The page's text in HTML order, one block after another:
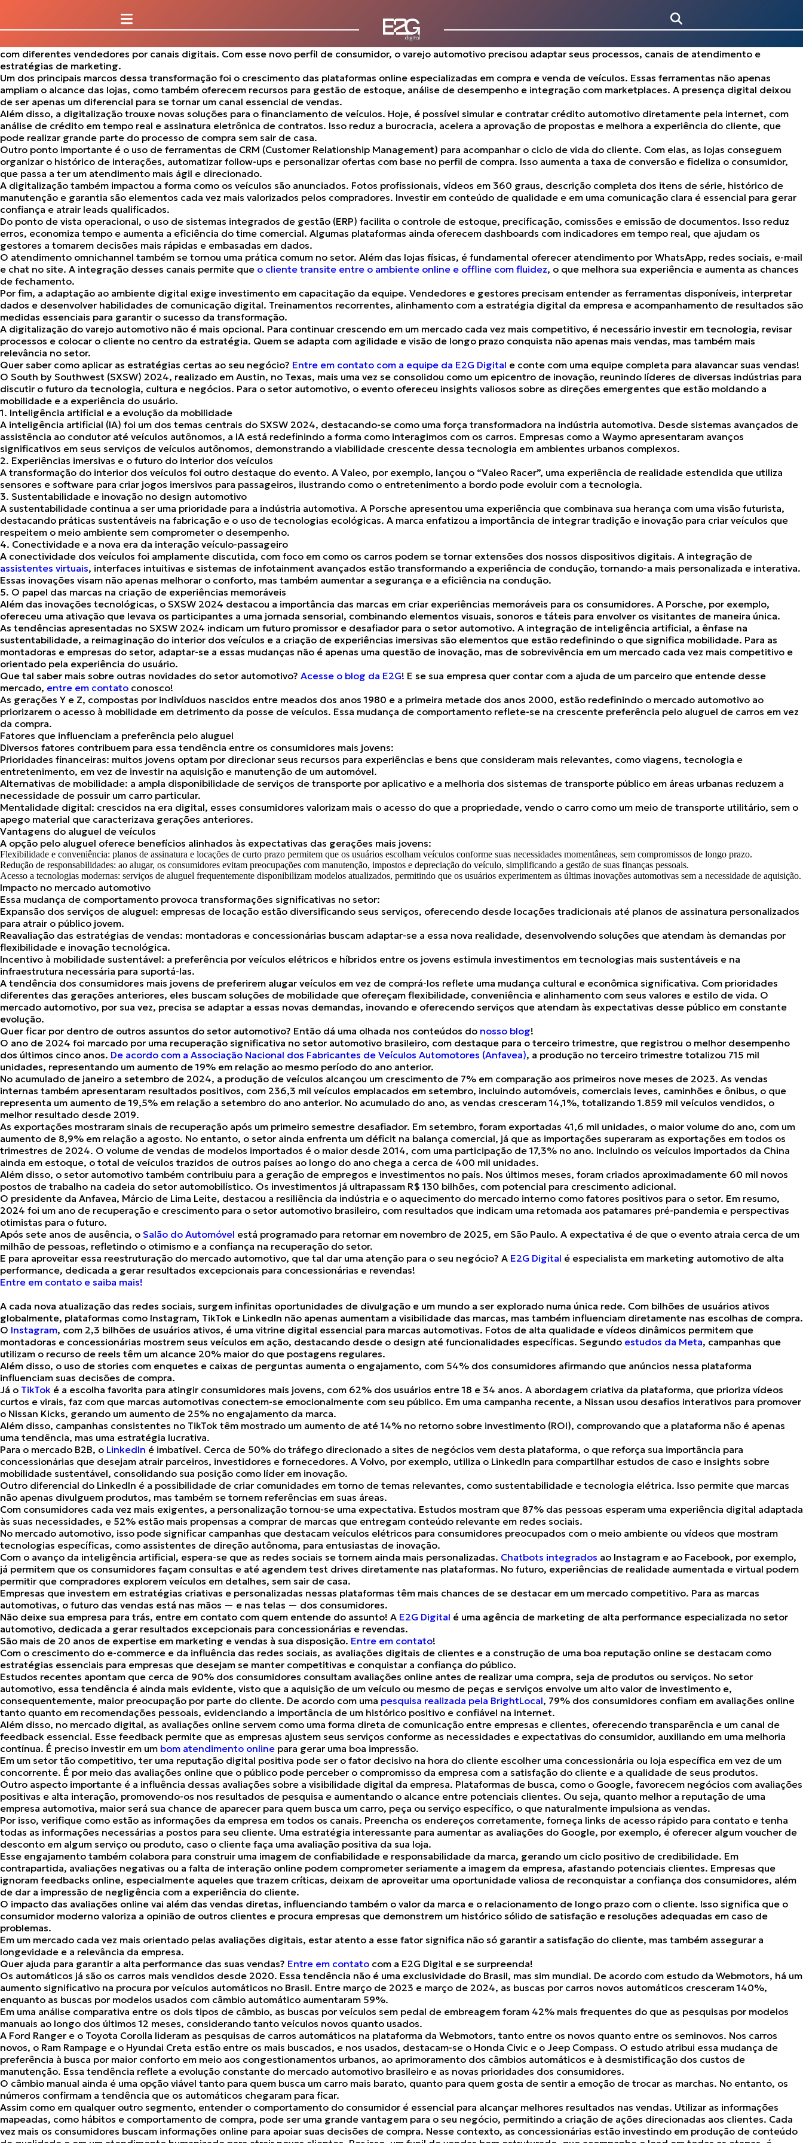
manter competitividade, aumentar suas vendas e melhorar a experiência do cliente, precisam se adaptar às mudanças do mercado se quiserem se manter na boca do povo.
A jornada de compra de um veículo também mudou significativamente. Segundo pesquisas do Google,mais de 90% dos consumidores iniciam a busca por um carro na
. Isso significa que, antes mesmo de visitar uma loja física, o comprador já pesquisou preços, comparou modelos, leu avaliações e, muitas vezes,
com diferentes vendedores por canais digitais. Com esse novo perfil de consumidor, o varejo automotivo precisou adaptar seus processos, canais de atendimento e
estratégias de marketing.
Um dos principais marcos dessa transformação foi o crescimento das plataformas online especializadas em compra e venda de veículos. Essas ferramentas não apenas
ampliam o alcance das lojas, como também oferecem recursos para gestão de estoque, análise de desempenho e integração com marketplaces. A presença digital deixou
de ser apenas um diferencial para se tornar um canal essencial de vendas.
Além disso, a digitalização trouxe novas soluções para o financiamento de veículos. Hoje, é possível simular e contratar crédito automotivo diretamente pela internet, com
análise de crédito em tempo real e assinatura eletrônica de contratos. Isso reduz a burocracia, acelera a aprovação de propostas e melhora a experiência do cliente, que
pode realizar grande parte do processo de compra sem sair de casa.
Outro ponto importante é o uso de ferramentas de CRM (Customer Relationship Management) para acompanhar o ciclo de vida do cliente. Com elas, as lojas conseguem
organizar o histórico de interações, automatizar follow-ups e personalizar ofertas com base no perfil de compra. Isso aumenta a taxa de conversão e fideliza o consumidor,
que passa a ter um atendimento mais ágil e direcionado.
A digitalização também impactou a forma como os veículos são anunciados. Fotos profissionais, vídeos em 360 graus, descrição completa dos itens de série, histórico de
manutenção e garantia são elementos cada vez mais valorizados pelos compradores. Investir em conteúdo de qualidade e em uma comunicação clara é essencial para gerar
confiança e atrair leads qualificados.
Do ponto de vista operacional, o uso de sistemas integrados de gestão (ERP) facilita o controle de estoque, precificação, comissões e emissão de documentos. Isso reduz
erros, economiza tempo e aumenta a eficiência do time comercial. Algumas plataformas ainda oferecem dashboards com indicadores em tempo real, que ajudam os
gestores a tomarem decisões mais rápidas e embasadas em dados.
O atendimento omnichannel também se tornou uma prática comum no setor. Além das lojas físicas, é fundamental oferecer atendimento por WhatsApp, redes sociais, e-mail
e chat no site. A integração desses canais permite que o cliente transite entre o ambiente online e offline com fluidez, o que melhora sua experiência e aumenta as chances
de fechamento.
Por fim, a adaptação ao ambiente digital exige investimento em capacitação da equipe. Vendedores e gestores precisam entender as ferramentas disponíveis, interpretar
dados e desenvolver habilidades de comunicação digital. Treinamentos recorrentes, alinhamento com a estratégia digital da empresa e acompanhamento de resultados são
medidas essenciais para garantir o sucesso da transformação.
A digitalização do varejo automotivo não é mais opcional. Para continuar crescendo em um mercado cada vez mais competitivo, é necessário investir em tecnologia, revisar
processos e colocar o cliente no centro da estratégia. Quem se adapta com agilidade e visão de longo prazo conquista não apenas mais vendas, mas também mais
relevância no setor.
Quer saber como aplicar as estratégias certas ao seu negócio? Entre em contato com a equipe da E2G Digital e conte com uma equipe completa para alavancar suas vendas!
O South by Southwest (SXSW) 2024, realizado em Austin, no Texas, mais uma vez se consolidou como um epicentro de inovação, reunindo líderes de diversas indústrias para
discutir o futuro da tecnologia, cultura e negócios. Para o setor automotivo, o evento ofereceu insights valiosos sobre as direções emergentes que estão moldando a
mobilidade e a experiência do usuário.
1. Inteligência artificial e a evolução da mobilidade
A inteligência artificial (IA) foi um dos temas centrais do SXSW 2024, destacando-se como uma força transformadora na indústria automotiva. Desde sistemas avançados de
assistência ao condutor até veículos autônomos, a IA está redefinindo a forma como interagimos com os carros. Empresas como a Waymo apresentaram avanços
significativos em seus serviços de veículos autônomos, demonstrando a viabilidade crescente dessa tecnologia em ambientes urbanos complexos.
2. Experiências imersivas e o futuro do interior dos veículos
A transformação do interior dos veículos foi outro destaque do evento. A Valeo, por exemplo, lançou o “Valeo Racer”, uma experiência de realidade estendida que utiliza
sensores e software para criar jogos imersivos para passageiros, ilustrando como o entretenimento a bordo pode evoluir com a tecnologia.
3. Sustentabilidade e inovação no design automotivo
A sustentabilidade continua a ser uma prioridade para a indústria automotiva. A Porsche apresentou uma experiência que combinava sua herança com uma visão futurista,
destacando práticas sustentáveis na fabricação e o uso de tecnologias ecológicas. A marca enfatizou a importância de integrar tradição e inovação para criar veículos que
respeitem o meio ambiente sem comprometer o desempenho.
4. Conectividade e a nova era da interação veículo-passageiro
A conectividade dos veículos foi amplamente discutida, com foco em como os carros podem se tornar extensões dos nossos dispositivos digitais. A integração de
assistentes virtuais, interfaces intuitivas e sistemas de infotainment avançados estão transformando a experiência de condução, tornando-a mais personalizada e interativa.
Essas inovações visam não apenas melhorar o conforto, mas também aumentar a segurança e a eficiência na condução.
5. O papel das marcas na criação de experiências memoráveis
Além das inovações tecnológicas, o SXSW 2024 destacou a importância das marcas em criar experiências memoráveis para os consumidores. A Porsche, por exemplo,
ofereceu uma ativação que levava os participantes a uma jornada sensorial, combinando elementos visuais, sonoros e táteis para envolver os visitantes de maneira única.
As tendências apresentadas no SXSW 2024 indicam um futuro promissor e desafiador para o setor automotivo. A integração de inteligência artificial, a ênfase na
sustentabilidade, a reimaginação do interior dos veículos e a criação de experiências imersivas são elementos que estão redefinindo o que significa mobilidade. Para as
montadoras e empresas do setor, adaptar-se a essas mudanças não é apenas uma questão de inovação, mas de sobrevivência em um mercado cada vez mais competitivo e
orientado pela experiência do usuário.
Que tal saber mais sobre outras novidades do setor automotivo? Acesse o blog da E2G! E se sua empresa quer contar com a ajuda de um parceiro que entende desse
mercado, entre em contato conosco!
As gerações Y e Z, compostas por indivíduos nascidos entre meados dos anos 1980 e a primeira metade dos anos 2000, estão redefinindo o mercado automotivo ao
priorizarem o acesso à mobilidade em detrimento da posse de veículos. Essa mudança de comportamento reflete-se na crescente preferência pelo aluguel de carros em vez
da compra.
Fatores que influenciam a preferência pelo aluguel
Diversos fatores contribuem para essa tendência entre os consumidores mais jovens:
Prioridades financeiras: muitos jovens optam por direcionar seus recursos para experiências e bens que consideram mais relevantes, como viagens, tecnologia e
entretenimento, em vez de investir na aquisição e manutenção de um automóvel.
Alternativas de mobilidade: a ampla disponibilidade de serviços de transporte por aplicativo e a melhoria dos sistemas de transporte público em áreas urbanas reduzem a
necessidade de possuir um carro particular.
Mentalidade digital: crescidos na era digital, esses consumidores valorizam mais o acesso do que a propriedade, vendo o carro como um meio de transporte utilitário, sem o
apego material que caracterizava gerações anteriores.
Vantagens do aluguel de veículos
A opção pelo aluguel oferece benefícios alinhados às expectativas das gerações mais jovens:
Flexibilidade e conveniência: planos de assinatura e locações de curto prazo permitem que os usuários escolham veículos conforme suas necessidades momentâneas, sem compromissos de longo prazo.
Redução de responsabilidades: ao alugar, os consumidores evitam preocupações com manutenção, impostos e depreciação do veículo, simplificando a gestão de suas finanças pessoais.
Acesso a tecnologias modernas: serviços de aluguel frequentemente disponibilizam modelos atualizados, permitindo que os usuários experimentem as últimas inovações automotivas sem a necessidade de aquisição.
Impacto no mercado automotivo
Essa mudança de comportamento provoca transformações significativas no setor:
Expansão dos serviços de aluguel: empresas de locação estão diversificando seus serviços, oferecendo desde locações tradicionais até planos de assinatura personalizados
para atrair o público jovem.
Reavaliação das estratégias de vendas: montadoras e concessionárias buscam adaptar-se a essa nova realidade, desenvolvendo soluções que atendam às demandas por
flexibilidade e inovação tecnológica.
Incentivo à mobilidade sustentável: a preferência por veículos elétricos e híbridos entre os jovens estimula investimentos em tecnologias mais sustentáveis e na
infraestrutura necessária para suportá-las.
A tendência dos consumidores mais jovens de preferirem alugar veículos em vez de comprá-los reflete uma mudança cultural e econômica significativa. Com prioridades
diferentes das gerações anteriores, eles buscam soluções de mobilidade que ofereçam flexibilidade, conveniência e alinhamento com seus valores e estilo de vida. O
mercado automotivo, por sua vez, precisa se adaptar a essas novas demandas, inovando e oferecendo serviços que atendam às expectativas desse público em constante
evolução.
Quer ficar por dentro de outros assuntos do setor automotivo? Então dá uma olhada nos conteúdos do nosso blog!
O ano de 2024 foi marcado por uma recuperação significativa no setor automotivo brasileiro, com destaque para o terceiro trimestre, que registrou o melhor desempenho
dos últimos cinco anos. De acordo com a Associação Nacional dos Fabricantes de Veículos Automotores (Anfavea), a produção no terceiro trimestre totalizou 715 mil
unidades, representando um aumento de 19% em relação ao mesmo período do ano anterior.
No acumulado de janeiro a setembro de 2024, a produção de veículos alcançou um crescimento de 7% em comparação aos primeiros nove meses de 2023. As vendas
internas também apresentaram resultados positivos, com 236,3 mil veículos emplacados em setembro, incluindo automóveis, comerciais leves, caminhões e ônibus, o que
representa um aumento de 19,5% em relação a setembro do ano anterior. No acumulado do ano, as vendas cresceram 14,1%, totalizando 1.859 mil veículos vendidos, o
melhor resultado desde 2019.
As exportações mostraram sinais de recuperação após um primeiro semestre desafiador. Em setembro, foram exportadas 41,6 mil unidades, o maior volume do ano, com um
aumento de 8,9% em relação a agosto. No entanto, o setor ainda enfrenta um déficit na balança comercial, já que as importações superaram as exportações em todos os
trimestres de 2024. O volume de vendas de modelos importados é o maior desde 2014, com uma participação de 17,3% no ano. Incluindo os veículos importados da China
ainda em estoque, o total de veículos trazidos de outros países ao longo do ano chega a cerca de 400 mil unidades.
Além disso, o setor automotivo também contribuiu para a geração de empregos e investimentos no país. Nos últimos meses, foram criados aproximadamente 60 mil novos
postos de trabalho na cadeia do setor automobilístico. Os investimentos já ultrapassam R$ 130 bilhões, com potencial para crescimento adicional.
O presidente da Anfavea, Márcio de Lima Leite, destacou a resiliência da indústria e o aquecimento do mercado interno como fatores positivos para o setor. Em resumo,
2024 foi um ano de recuperação e crescimento para o setor automotivo brasileiro, com resultados que indicam uma retomada aos patamares pré-pandemia e perspectivas
otimistas para o futuro.
Após sete anos de ausência, o Salão do Automóvel está programado para retornar em novembro de 2025, em São Paulo. A expectativa é de que o evento atraia cerca de um
milhão de pessoas, refletindo o otimismo e a confiança na recuperação do setor.
E para aproveitar essa reestruturação do mercado automotivo, que tal dar uma atenção para o seu negócio? A E2G Digital é especialista em marketing automotivo de alta
performance, dedicada a gerar resultados excepcionais para concessionárias e revendas!
Entre em contato e saiba mais!
A cada nova atualização das redes sociais, surgem infinitas oportunidades de divulgação e um mundo a ser explorado numa única rede. Com bilhões de usuários ativos
globalmente, plataformas como Instagram, TikTok e LinkedIn não apenas aumentam a visibilidade das marcas, mas também influenciam diretamente nas escolhas de compra.
O Instagram, com 2,3 bilhões de usuários ativos, é uma vitrine digital essencial para marcas automotivas. Fotos de alta qualidade e vídeos dinâmicos permitem que
montadoras e concessionárias mostrem seus veículos em ação, destacando desde o design até funcionalidades específicas. Segundo estudos da Meta, campanhas que
utilizam o recurso de reels têm um alcance 20% maior do que postagens regulares.
Além disso, o uso de stories com enquetes e caixas de perguntas aumenta o engajamento, com 54% dos consumidores afirmando que anúncios nessa plataforma
influenciam suas decisões de compra​.
Já o TikTok é a escolha favorita para atingir consumidores mais jovens, com 62% dos usuários entre 18 e 34 anos. A abordagem criativa da plataforma, que prioriza vídeos
curtos e virais, faz com que marcas automotivas conectem-se emocionalmente com seu público. Em uma campanha recente, a Nissan usou desafios interativos para promover
o Nissan Kicks, gerando um aumento de 25% no engajamento da marca​.
Além disso, campanhas consistentes no TikTok têm mostrado um aumento de até 14% no retorno sobre investimento (ROI), comprovando que a plataforma não é apenas
uma tendência, mas uma estratégia lucrativa​.
Para o mercado B2B, o LinkedIn é imbatível. Cerca de 50% do tráfego direcionado a sites de negócios vem desta plataforma, o que reforça sua importância para
concessionárias que desejam atrair parceiros, investidores e fornecedores​. A Volvo, por exemplo, utiliza o LinkedIn para compartilhar estudos de caso e insights sobre
mobilidade sustentável, consolidando sua posição como líder em inovação.
Outro diferencial do LinkedIn é a possibilidade de criar comunidades em torno de temas relevantes, como sustentabilidade e tecnologia elétrica. Isso permite que marcas
não apenas divulguem produtos, mas também se tornem referências em suas áreas.
Com consumidores cada vez mais exigentes, a personalização tornou-se uma expectativa. Estudos mostram que 87% das pessoas esperam uma experiência digital adaptada
às suas necessidades, e 52% estão mais propensas a comprar de marcas que entregam conteúdo relevante em redes sociais​.
No mercado automotivo, isso pode significar campanhas que destacam veículos elétricos para consumidores preocupados com o meio ambiente ou vídeos que mostram
tecnologias específicas, como assistentes de direção autônoma, para entusiastas de inovação.
Com o avanço da inteligência artificial, espera-se que as redes sociais se tornem ainda mais personalizadas. Chatbots integrados ao Instagram e ao Facebook, por exemplo,
já permitem que os consumidores façam consultas e até agendem test drives diretamente nas plataformas. No futuro, experiências de realidade aumentada e virtual podem
permitir que compradores explorem veículos em detalhes, sem sair de casa.
Empresas que investem em estratégias criativas e personalizadas nessas plataformas têm mais chances de se destacar em um mercado competitivo. Para as marcas
automotivas, o futuro das vendas está nas mãos — e nas telas — dos consumidores.
Não deixe sua empresa para trás, entre em contato com quem entende do assunto! A E2G Digital é uma agência de marketing de alta performance especializada no setor
automotivo, dedicada a gerar resultados excepcionais para concessionárias e revendas.
São mais de 20 anos de expertise em marketing e vendas à sua disposição. Entre em contato!
Com o crescimento do e-commerce e da influência das redes sociais, as avaliações digitais de clientes e a construção de uma boa reputação online se destacam como
estratégias essenciais para empresas que desejam se manter competitivas e conquistar a confiança do público.
Estudos recentes apontam que cerca de 90% dos consumidores consultam avaliações online antes de realizar uma compra, seja de produtos ou serviços. No setor
automotivo, essa tendência é ainda mais evidente, visto que a aquisição de um veículo ou mesmo de peças e serviços envolve um alto valor de investimento e,
consequentemente, maior preocupação por parte do cliente. De acordo com uma pesquisa realizada pela BrightLocal, 79% dos consumidores confiam em avaliações online
tanto quanto em recomendações pessoais, evidenciando a importância de um histórico positivo e confiável na internet.
Além disso, no mercado digital, as avaliações online servem como uma forma direta de comunicação entre empresas e clientes, oferecendo transparência e um canal de
feedback essencial. Esse feedback permite que as empresas ajustem seus serviços conforme as necessidades e expectativas do consumidor, auxiliando em uma melhoria
contínua. É preciso investir em um bom atendimento online para gerar uma boa impressão.
Em um setor tão competitivo, ter uma reputação digital positiva pode ser o fator decisivo na hora do cliente escolher uma concessionária ou loja específica em vez de um
concorrente. É por meio das avaliações online que o público pode perceber o compromisso da empresa com a satisfação do cliente e a qualidade de seus produtos.
Outro aspecto importante é a influência dessas avaliações sobre a visibilidade digital da empresa. Plataformas de busca, como o Google, favorecem negócios com avaliações
positivas e alta interação, promovendo-os nos resultados de pesquisa e aumentando o alcance entre potenciais clientes. Ou seja, quanto melhor a reputação de uma
empresa automotiva, maior será sua chance de aparecer para quem busca um carro, peça ou serviço específico, o que naturalmente impulsiona as vendas.
Por isso, verifique como estão as informações da empresa em todos os canais. Preencha os endereços corretamente, forneça links de acesso rápido para contato e tenha
todas as informações necessárias a postos para seu cliente. Uma estratégia interessante para aumentar as avaliações do Google, por exemplo, é oferecer algum voucher de
desconto em algum serviço ou produto, caso o cliente faça uma avaliação positiva da sua loja.
Esse engajamento também colabora para construir uma imagem de confiabilidade e responsabilidade da marca, gerando um ciclo positivo de credibilidade. Em
contrapartida, avaliações negativas ou a falta de interação online podem comprometer seriamente a imagem da empresa, afastando potenciais clientes. Empresas que
ignoram feedbacks online, especialmente aqueles que trazem críticas, deixam de aproveitar uma oportunidade valiosa de reconquistar a confiança dos consumidores, além
de dar a impressão de negligência com a experiência do cliente.
O impacto das avaliações online vai além das vendas diretas, influenciando também o valor da marca e o relacionamento de longo prazo com o cliente. Isso significa que o
consumidor moderno valoriza a opinião de outros clientes e procura empresas que demonstrem um histórico sólido de satisfação e resoluções adequadas em caso de
problemas.
Em um mercado cada vez mais orientado pelas avaliações digitais, estar atento a esse fator significa não só garantir a satisfação do cliente, mas também assegurar a
longevidade e a relevância da empresa.
Quer ajuda para garantir a alta performance das suas vendas? Entre em contato com a E2G Digital e se surpreenda!
Os automáticos já são os carros mais vendidos desde 2020. Essa tendência não é uma exclusividade do Brasil, mas sim mundial. De acordo com estudo da Webmotors, há um
aumento significativo na procura por veículos automáticos no Brasil. Entre março de 2023 e março de 2024, as buscas por carros novos automáticos cresceram 140%,
enquanto as buscas por modelos usados com câmbio automático aumentaram 59%.
Em uma análise comparativa entre os dois tipos de câmbio, as buscas por veículos sem pedal de embreagem foram 42% mais frequentes do que as pesquisas por modelos
manuais ao longo dos últimos 12 meses, considerando tanto veículos novos quanto usados.
A Ford Ranger e o Toyota Corolla lideram as pesquisas de carros automáticos na plataforma da Webmotors, tanto entre os novos quanto entre os seminovos. Nos carros
novos, o Ram Rampage e o Hyundai Creta estão entre os mais buscados, e nos usados, destacam-se o Honda Civic e o Jeep Compass. O estudo atribui essa mudança de
preferência à busca por maior conforto em meio aos congestionamentos urbanos, ao aprimoramento dos câmbios automáticos e à desmistificação dos custos de
manutenção. Essa tendência reflete a evolução constante do mercado automotivo brasileiro e as novas prioridades dos consumidores.
O câmbio manual ainda é uma opção viável tanto para quem busca um carro mais barato, quanto para quem gosta de sentir a emoção de trocar as marchas. No entanto, os
números confirmam a tendência que os automáticos chegaram para ficar.
Assim como em qualquer outro segmento, entender o comportamento do consumidor é essencial para alcançar melhores resultados nas vendas. Utilizar as informações
mapeadas, como hábitos e comportamento de compra, pode ser uma grande vantagem para o seu negócio, permitindo a criação de ações direcionadas aos clientes. Cada
vez mais os consumidores buscam informações online para apoiar suas decisões de compra. Nesse contexto, as concessionárias estão investindo em produção de conteúdo